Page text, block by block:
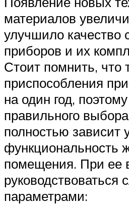
материалов
улучшило качество
приборов и их
Стоит помнить, что
приспособления
на один год,
правильного
полностью зависит
функциональность
помещения. При ее
параметрами: